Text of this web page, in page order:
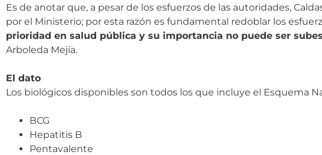
Es de anotar que, a pesar de los esfuerzos de las autoridades,
por el Ministerio; por esta razón es fundamental redoblar los
prioridad en salud pública y su importancia no puede ser
Arboleda Mejía.
El dato
Los biológicos disponibles son todos los que incluye el Esquema
BCG
Hepatitis B
Pentavalente